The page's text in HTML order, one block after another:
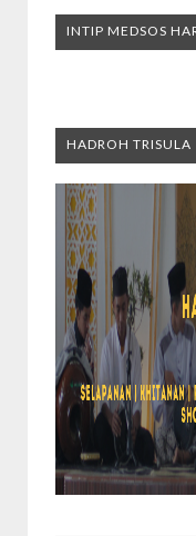
INTIP MEDSOS
HADROH TRISULA